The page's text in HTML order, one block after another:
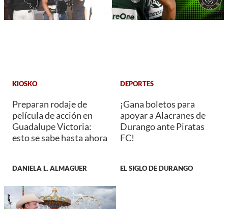
KIOSKO
Preparan rodaje de
película de acción en
Guadalupe Victoria:
esto se sabe hasta ahora
DANIELA L. ALMAGUER
DEPORTES
¡Gana boletos para
apoyar a Alacranes de
Durango ante Piratas
FC!
EL SIGLO DE DURANGO